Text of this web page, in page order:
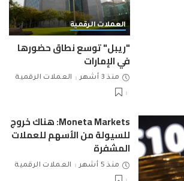
العملات الرقمية
"ريبل" توسع نطاق حضورها
في الإمارات
منذ 3 أشهر العملات الرقمية
Moneta Markets: هناك خروج
للسيولة من الأسهم للعملات
المشفرة
منذ 5 أشهر العملات الرقمية